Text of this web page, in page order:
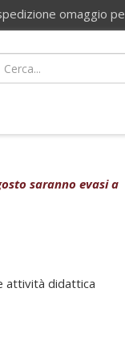
omaggio
saranno evasi a
attività didattica